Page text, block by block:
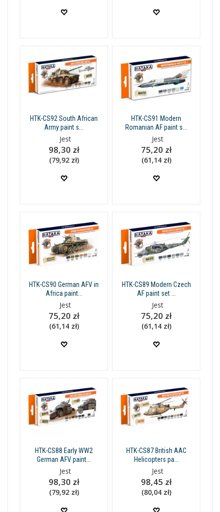
HTK-CS92 South African
Army paint s...
Jest
98,30 zł
(79,92 zł)
HTK-CS91 Modern
Romanian AF paint s...
Jest
75,20 zł
(61,14 zł)
HTK-CS90 German AFV in
Africa paint...
Jest
75,20 zł
(61,14 zł)
HTK-CS89 Modern Czech
AF paint set ...
Jest
75,20 zł
(61,14 zł)
HTK-CS88 Early WW2
German AFV paint...
Jest
98,30 zł
(79,92 zł)
HTK-CS87 British AAC
Helicopters pa...
Jest
98,45 zł
(80,04 zł)